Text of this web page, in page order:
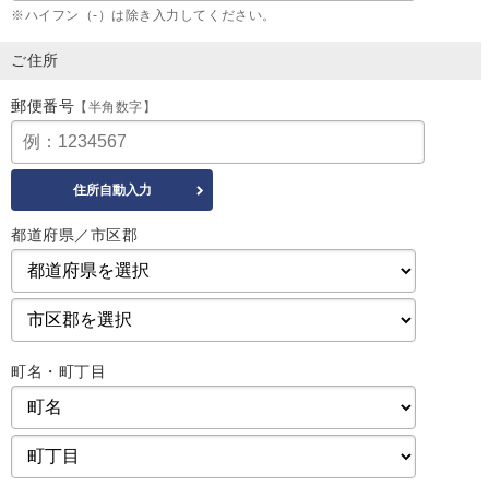
※ハイフン（-）は除き入力してください。
ご住所
郵便番号 【半角数字】
都道府県／市区郡
町名・町丁目